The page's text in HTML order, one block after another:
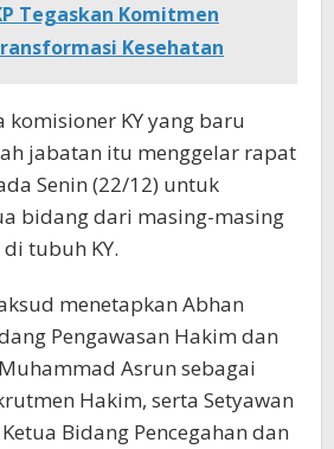
Tegaskan Komitmen
Kesehatan
komisioner KY yang baru
jabatan itu menggelar rapat
Senin (22/12) untuk
bidang dari masing-masing
tubuh KY.
menetapkan Abhan
Pengawasan Hakim dan
Asrun sebagai
Hakim, serta Setyawan
Bidang Pencegahan dan